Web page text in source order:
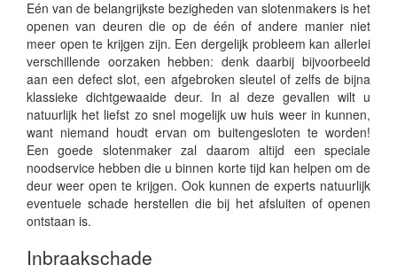
Eén van de belangrijkste bezigheden van slotenmakers is het
openen van deuren die op de één of andere manier niet
meer open te krijgen zijn. Een dergelijk probleem kan allerlei
verschillende oorzaken hebben: denk daarbij bijvoorbeeld
aan een defect slot, een afgebroken sleutel of zelfs de bijna
klassieke dichtgewaaide deur. In al deze gevallen wilt u
natuurlijk het liefst zo snel mogelijk uw huis weer in kunnen,
want niemand houdt ervan om buitengesloten te worden!
Een goede slotenmaker zal daarom altijd een speciale
noodservice hebben die u binnen korte tijd kan helpen om de
deur weer open te krijgen. Ook kunnen de experts natuurlijk
eventuele schade herstellen die bij het afsluiten of openen
ontstaan is.
Inbraakschade